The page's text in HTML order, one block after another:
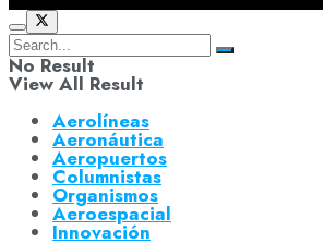
No Result
View All Result
Aerolíneas
Aeronáutica
Aeropuertos
Columnistas
Organismos
Aeroespacial
Innovación